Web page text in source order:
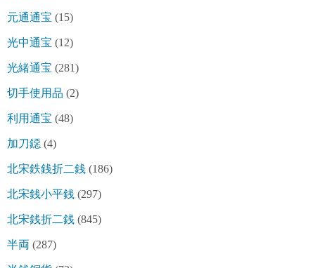
元通通宝 (15)
光中通宝 (12)
光緒通宝 (281)
切手使用品 (2)
利用通宝 (48)
加刀鐚 (4)
北宋鉄銭折二銭 (186)
北宋銭小平銭 (297)
北宋銭折二銭 (845)
半両 (287)